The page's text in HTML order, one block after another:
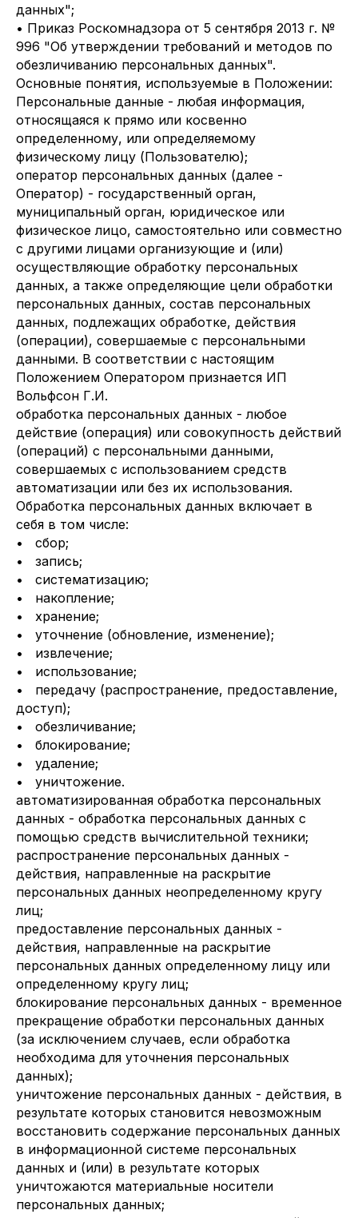
данных";
• Приказ Роскомнадзора от 5 сентября 2013 г. №
996 "Об утверждении требований и методов по
обезличиванию персональных данных".
Основные понятия, используемые в Положении:
Персональные данные - любая информация,
относящаяся к прямо или косвенно
определенному, или определяемому
физическому лицу (Пользователю);
оператор персональных данных (далее -
Оператор) - государственный орган,
муниципальный орган, юридическое или
физическое лицо, самостоятельно или совместно
с другими лицами организующие и (или)
осуществляющие обработку персональных
данных, а также определяющие цели обработки
персональных данных, состав персональных
данных, подлежащих обработке, действия
(операции), совершаемые с персональными
данными. В соответствии с настоящим
Положением Оператором признается ИП
Вольфсон Г.И.
обработка персональных данных - любое
действие (операция) или совокупность действий
(операций) с персональными данными,
совершаемых с использованием средств
автоматизации или без их использования.
Обработка персональных данных включает в
себя в том числе:
• сбор;
• запись;
• систематизацию;
• накопление;
• хранение;
• уточнение (обновление, изменение);
• извлечение;
• использование;
• передачу (распространение, предоставление,
доступ);
• обезличивание;
• блокирование;
• удаление;
• уничтожение.
автоматизированная обработка персональных
данных - обработка персональных данных с
помощью средств вычислительной техники;
распространение персональных данных -
действия, направленные на раскрытие
персональных данных неопределенному кругу
лиц;
предоставление персональных данных -
действия, направленные на раскрытие
персональных данных определенному лицу или
определенному кругу лиц;
блокирование персональных данных - временное
прекращение обработки персональных данных
(за исключением случаев, если обработка
необходима для уточнения персональных
данных);
уничтожение персональных данных - действия, в
результате которых становится невозможным
восстановить содержание персональных данных
в информационной системе персональных
данных и (или) в результате которых
уничтожаются материальные носители
персональных данных;